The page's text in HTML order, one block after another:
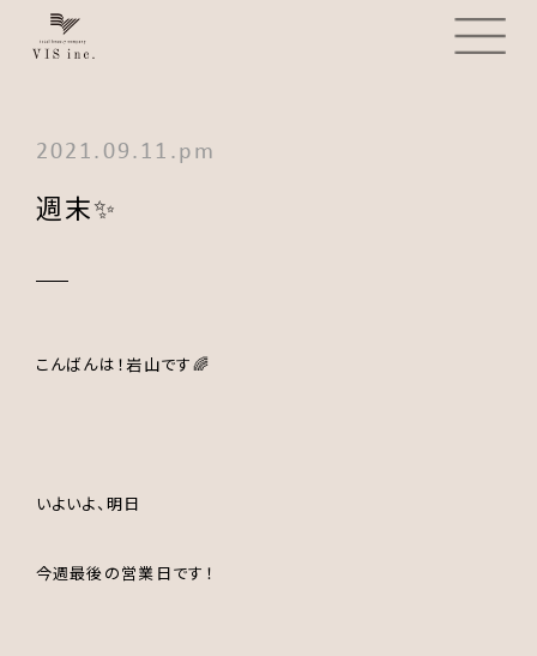
2021.09.11.pm
週末✨
こんばんは！岩山です🌈
いよいよ、明日
今週最後の営業日です！